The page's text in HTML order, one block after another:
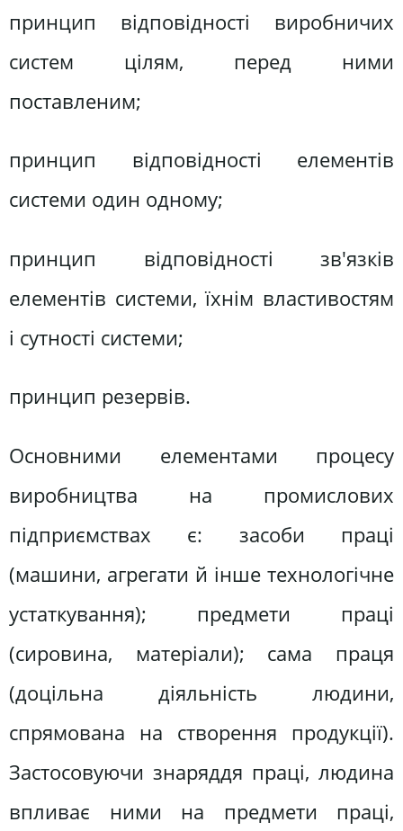
принцип відповідності виробничих
систем цілям, перед ними
поставленим;
принцип відповідності елементів
системи один одному;
принцип відповідності зв'язків
елементів системи, їхнім властивостям
і сутності системи;
принцип резервів.
Основними елементами процесу
виробництва на промислових
підприємствах є: засоби праці
(машини, агрегати й інше технологічне
устаткування); предмети праці
(сировина, матеріали); сама праця
(доцільна діяльність людини,
спрямована на створення продукції).
Застосовуючи знаряддя праці, людина
впливає ними на предмети праці,